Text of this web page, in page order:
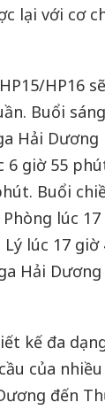
lại với cơ
HP16
Buổi
Hải Dương
6 giờ 55
Buổi
lúc
lúc 17
Hải Dương
kế đa
của
đến